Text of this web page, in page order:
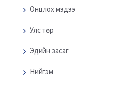
Онцлох мэдээ
Улс төр
Эдийн засаг
Нийгэм